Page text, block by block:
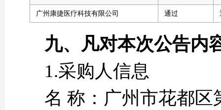
广州康捷医疗科技有限公司 通过
九、凡对本次公告内
1.采购人信息
名 称：广州市